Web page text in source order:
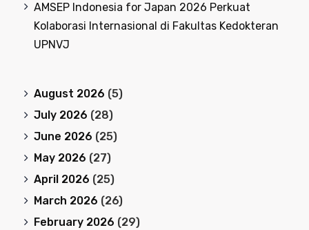
AMSEP Indonesia for Japan 2026 Perkuat
Kolaborasi Internasional di Fakultas Kedokteran
UPNVJ
August 2026 (5)
July 2026 (28)
June 2026 (25)
May 2026 (27)
April 2026 (25)
March 2026 (26)
February 2026 (29)